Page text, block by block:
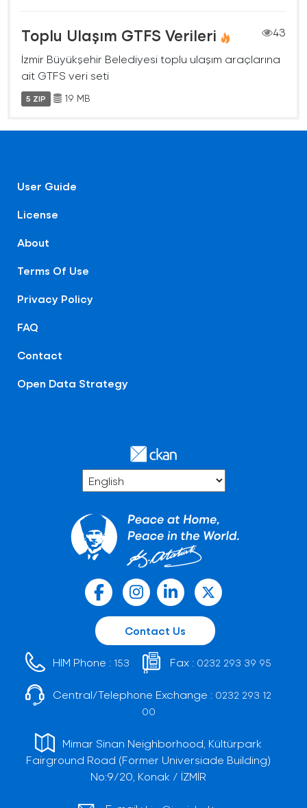
Toplu Ulaşım GTFS Verileri
43
İzmir Büyükşehir Belediyesi toplu ulaşım araçlarına
ait GTFS veri seti
5 ZIP 19 MB
User Guide
License
About
Terms Of Use
Privacy Policy
FAQ
Contact
Open Data Strategy
Contact Us
HIM Phone : 153 Fax : 0232 293 39 95
Central/Telephone Exchange : 0232 293 12
00
Mimar Sinan Neighborhood, Kültürpark
Fairground Road (Former Universiade Building)
No:9/20, Konak / İZMİR